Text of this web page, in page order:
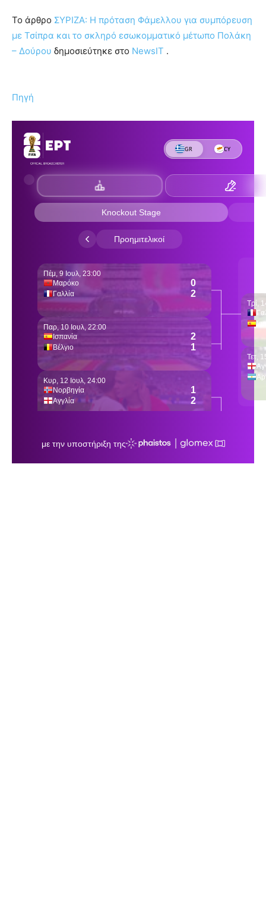
To άρθρο ΣΥΡΙΖΑ: Η πρόταση Φάμελλου για συμπόρευση
με Τσίπρα και το σκληρό εσωκομματικό μέτωπο Πολάκη
– Δούρου δημοσιεύτηκε στο NewsIT .
Πηγή